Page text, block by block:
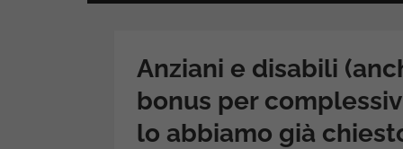
Anziani e disabili
bonus per
lo abbiamo già